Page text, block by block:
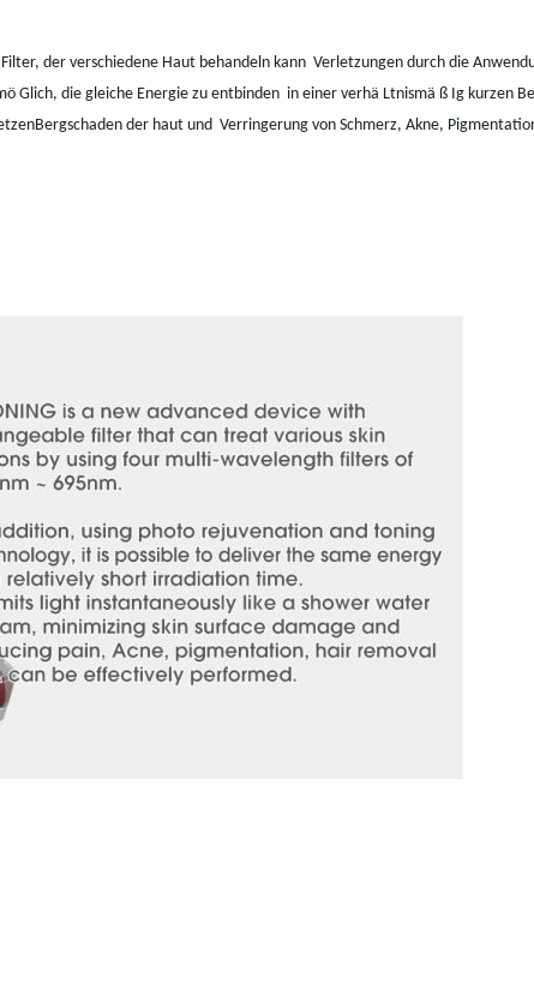
der verschiedene Haut behandeln kann Verletzungen durch die
Glich, die gleiche Energie zu entbinden in einer verhä Ltnismä ß Ig kurzen
der haut und Verringerung von Schmerz, Akne,